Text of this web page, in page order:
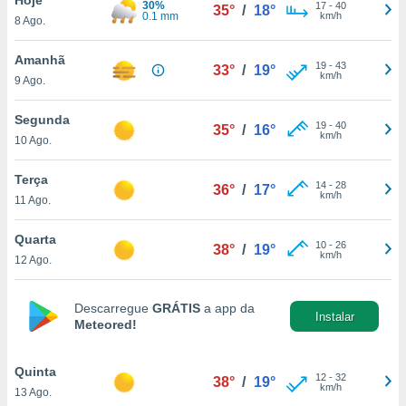
lhe
e
com
Pode
e
a
a
8 Ago.
30%
0.1 mm
35° / 18° 17- 40
km/h
Amanhã
9 Ago.
33° / 19° 19- 43
km/h
Segunda
10 Ago.
35° / 16° 19- 40
km/h
Terça
11 Ago.
36° / 17° 14- 28
km/h
Quarta
12 Ago.
38° / 19° 10- 26
km/h
Descarregue GRÁTIS a app da
Meteored!
Instalar
Quinta
13 Ago.
38° / 19° 12- 32
km/h